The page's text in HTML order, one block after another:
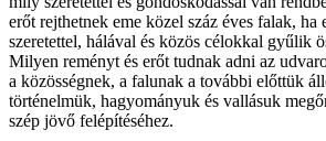
erőt rejthetnek eme közel száz éves falak, ha
szeretettel, hálával és közös célokkal gyűlik
Milyen reményt és erőt tudnak adni az
a közösségnek, a falunak a további előttük
történelmük, hagyományuk és vallásuk
szép jövő felépítéséhez.